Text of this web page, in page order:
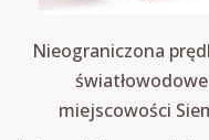
Nieograniczona
miejscowości